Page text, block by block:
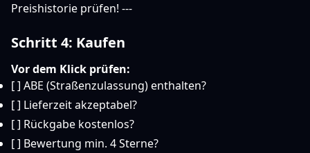
Preishistorie prüfen! ---
Schritt 4: Kaufen
Vor dem Klick prüfen:
[ ] ABE (Straßenzulassung) enthalten?
[ ] Lieferzeit akzeptabel?
[ ] Rückgabe kostenlos?
[ ] Bewertung min. 4 Sterne?